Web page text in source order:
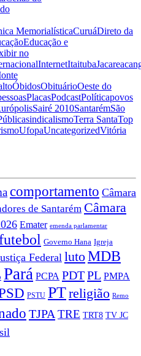
MemorialísticaCuruáDireto da
Educação e
no
InternetItaituba
ÓbidosObituárioOeste do
PlacasPodcastPolíticapovos
Sairé 2010SantarémSão
sindicalismoTerra SantaTop
UfopaUncategorizedVitória
comportamento Câmara
de Santarém Câmara
Emater emenda parlamentar
Governo Hana Igreja
Federal lutoMDB
Pará PCPA PDTPL PMPA
PSTU PTreligião Remo
TJPA TRE TRT8 TV JC